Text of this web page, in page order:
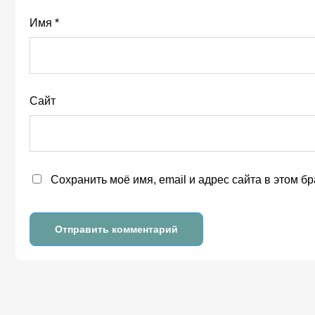
Имя *
Сайт
Сохранить моё имя, email и адрес сайта в этом